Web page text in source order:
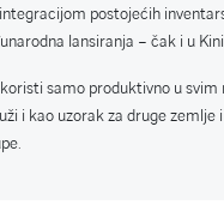
postojećih
lansiranja – čak i u
samo produktivno u
i kao uzorak za druge zemlje